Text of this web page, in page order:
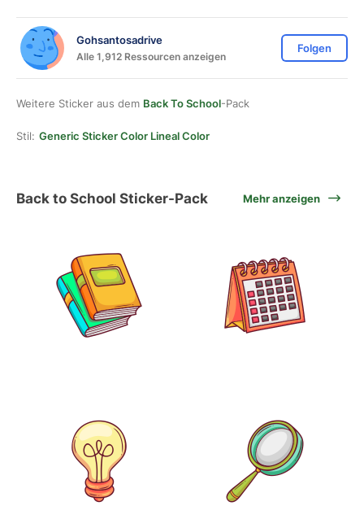
Gohsantosadrive
Alle 1,912 Ressourcen anzeigen
Folgen
Weitere Sticker aus dem Back To School-Pack
Stil: Generic Sticker Color Lineal Color
Back to School Sticker-Pack Mehr anzeigen